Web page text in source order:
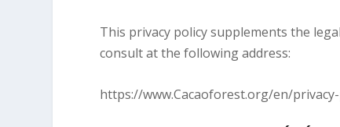
This privacy policy supplements the
consult at the following address:
https://www.Cacaoforest.org/en/